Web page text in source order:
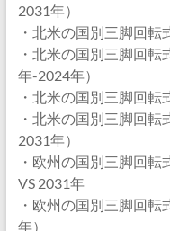
2031年）
・北米の国別三脚回転
・北米の国別三脚回
年-2024年）
・北米の国別三脚回転
・北米の国別三脚回
2031年）
・欧州の国別三脚回
VS 2031年
・欧州の国別三脚回
年）